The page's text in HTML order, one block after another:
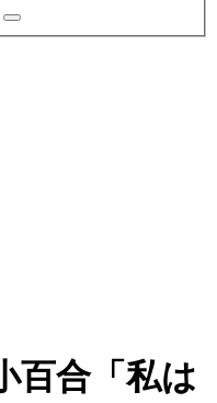
百合「私は